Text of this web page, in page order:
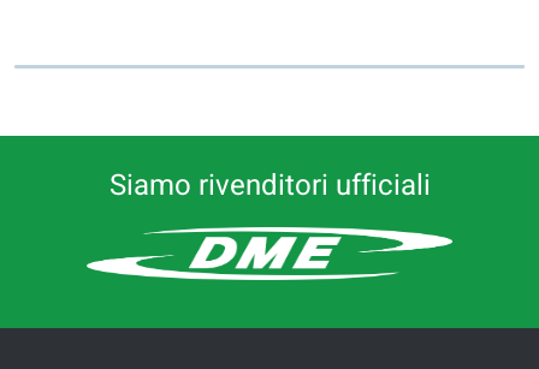
Siamo rivenditori ufficiali